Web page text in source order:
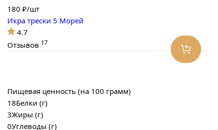
180 ₽/шт
Икра трески 5 Морей
4.7
Отзывов 17
Пищевая ценность (на 100 грамм)
18Белки (г)
3Жиры (г)
0Углеводы (г)